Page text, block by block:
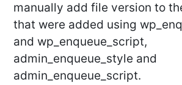
manually add file version to
that were added using
and wp_enqueue_script,
admin_enqueue_style and
admin_enqueue_script.